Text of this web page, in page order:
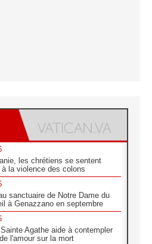
les chrétiens se sentent
la violence des colons
sanctuaire de Notre Dame du
à Genazzano en septembre
Agathe aide à contempler
l'amour sur la mort